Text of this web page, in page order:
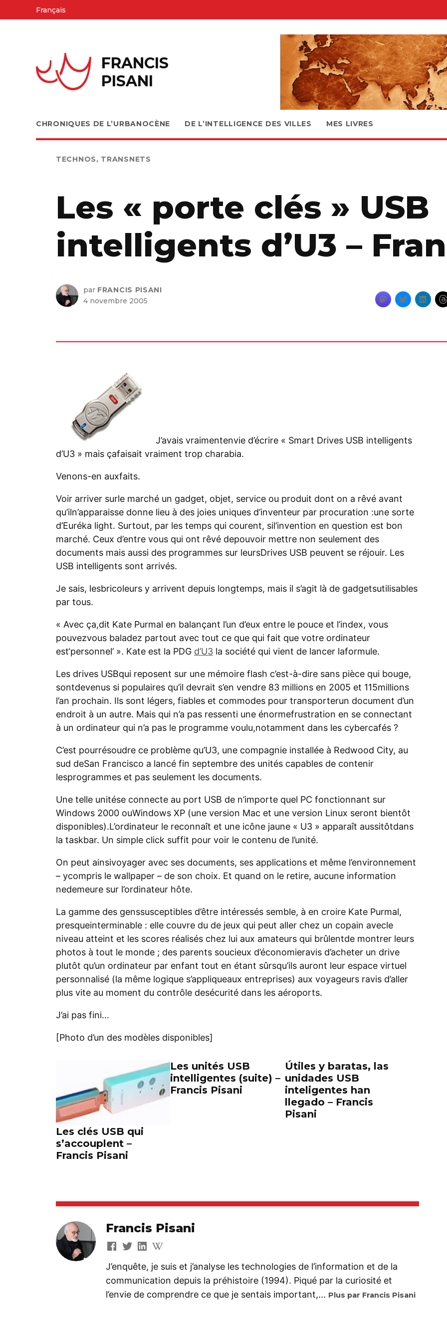
to
Français
FRANCIS
PISANI
CHRONIQUES DE L’URBANOCÈNE DE L’INTELLIGENCE DES VILLES MES LIVRES
PUBLIÉ
TECHNOS, TRANSNETS
Les « porte clés » USB
intelligents d’U3 –
par FRANCIS PISANI
4 novembre 2005
J’avais vraimentenvie d’écrire « Smart Drives USB intelligents
d’U3 » mais çafaisait vraiment trop charabia.
Venons-en auxfaits.
Voir arriver surle marché un gadget, objet, service ou produit dont on a rêvé avant
qu’iln’apparaisse donne lieu à des joies uniques d’inventeur par procuration :une sorte
d’Euréka light. Surtout, par les temps qui courent, sil’invention en question est bon
marché. Ceux d’entre vous qui ont rêvé depouvoir mettre non seulement des
documents mais aussi des programmes sur leursDrives USB peuvent se réjouir. Les
USB intelligents sont arrivés.
Je sais, lesbricoleurs y arrivent depuis longtemps, mais il s’agit là de gadgetsutilisables
par tous.
« Avec ça,dit Kate Purmal en balançant l’un d’eux entre le pouce et l’index, vous
pouvezvous baladez partout avec tout ce que qui fait que votre ordinateur
est‘personnel’ ». Kate est la PDG d’U3 la société qui vient de lancer laformule.
Les drives USBqui reposent sur une mémoire flash c’est-à-dire sans pièce qui bouge,
sontdevenus si populaires qu’il devrait s’en vendre 83 millions en 2005 et 115millions
l’an prochain. Ils sont légers, fiables et commodes pour transporterun document d’un
endroit à un autre. Mais qui n’a pas ressenti une énormefrustration en se connectant
à un ordinateur qui n’a pas le programme voulu,notamment dans les cybercafés ?
C’est pourrésoudre ce problème qu’U3, une compagnie installée à Redwood City, au
sud deSan Francisco a lancé fin septembre des unités capables de contenir
lesprogrammes et pas seulement les documents.
Une telle unitése connecte au port USB de n’importe quel PC fonctionnant sur
Windows 2000 ouWindows XP (une version Mac et une version Linux seront bientôt
disponibles).L’ordinateur le reconnaît et une icône jaune « U3 » apparaît aussitôtdans
la taskbar. Un simple click suffit pour voir le contenu de l’unité.
On peut ainsivoyager avec ses documents, ses applications et même l’environnement
– ycompris le wallpaper – de son choix. Et quand on le retire, aucune information
nedemeure sur l’ordinateur hôte.
La gamme des genssusceptibles d’être intéressés semble, à en croire Kate Purmal,
presqueinterminable : elle couvre du de jeux qui peut aller chez un copain avecle
niveau atteint et les scores réalisés chez lui aux amateurs qui brûlentde montrer leurs
photos à tout le monde ; des parents soucieux d’économieravis d’acheter un drive
plutôt qu’un ordinateur par enfant tout en étant sûrsqu’ils auront leur espace virtuel
personnalisé (la même logique s’appliqueaux entreprises) aux voyageurs ravis d’aller
plus vite au moment du contrôle desécurité dans les aéroports.
J’ai pas fini…
[Photo d’un des modèles disponibles]
Les clés USB qui
s’accouplent –
Francis Pisani
Les unités USB
intelligentes (suite) –
Francis Pisani
Útiles y baratas, las
unidades USB
inteligentes han
llegado – Francis
Pisani
Francis Pisani
J’enquête, je suis et j’analyse les technologies de l’information et de la
communication depuis la préhistoire (1994). Piqué par la curiosité et
l’envie de comprendre ce que je sentais important,... Plus par Francis Pisani